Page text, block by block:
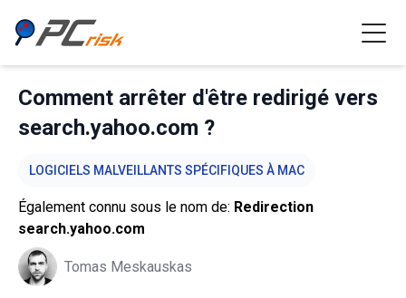
Comment arrêter d'être redirigé vers
search.yahoo.com ?
LOGICIELS MALVEILLANTS SPÉCIFIQUES À MAC
Également connu sous le nom de: Redirection
search.yahoo.com
Tomas Meskauskas